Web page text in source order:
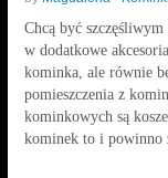
Chcą być
w dodatkowe
kominka, ale równie
pomieszczenia z
kominkowych są
kominek to i powinno